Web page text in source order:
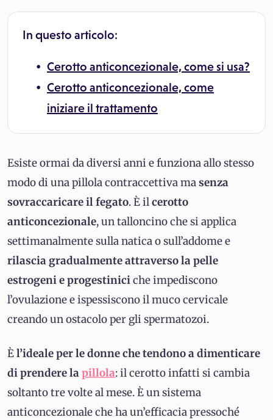
In questo articolo:
Cerotto anticoncezionale, come si usa?
Cerotto anticoncezionale, come
iniziare il trattamento
Esiste ormai da diversi anni e funziona allo stesso
modo di una pillola contraccettiva masenza
sovraccaricare il fegato. È ilcerotto
anticoncezionale, un talloncino che si applica
settimanalmente sulla natica o sull’addome e
rilascia gradualmente attraverso la pelle
estrogeni e progestiniciche impediscono
l’ovulazione e ispessiscono il muco cervicale
creando un ostacolo per gli spermatozoi.
Èl’ideale per le donne che tendono a dimenticare
di prendere lapillola: il cerotto infatti si cambia
soltanto tre volte al mese. È un sistema
anticoncezionale che ha un’efficacia pressoché